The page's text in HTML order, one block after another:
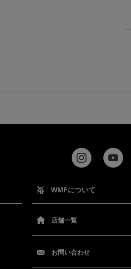
WMFについて
店舗一覧
お問い合わせ